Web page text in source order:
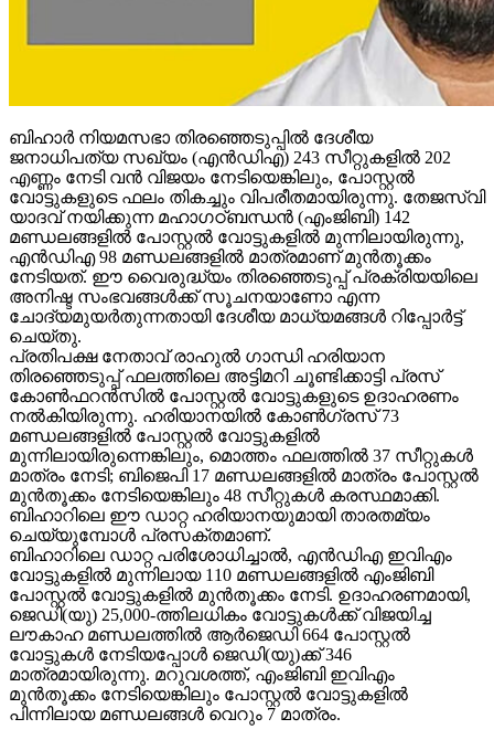
ബിഹാര്‍ നിയമസഭാ തിരഞ്ഞെടുപ്പില്‍ ദേശീയ
ജനാധിപത്യ സഖ്യം (എന്‍ഡിഎ) 243 സീറ്റുകളില്‍ 202
എണ്ണം നേടി വന്‍ വിജയം നേടിയെങ്കിലും, പോസ്റ്റല്‍
വോട്ടുകളുടെ ഫലം തികച്ചും വിപരീതമായിരുന്നു. തേജസ്വി
യാദവ് നയിക്കുന്ന മഹാഗഠ്ബന്ധന്‍ (എംജിബി) 142
മണ്ഡലങ്ങളില്‍ പോസ്റ്റല്‍ വോട്ടുകളില്‍ മുന്നിലായിരുന്നു,
എന്‍ഡിഎ 98 മണ്ഡലങ്ങളില്‍ മാത്രമാണ് മുന്‍തൂക്കം
നേടിയത്. ഈ വൈരുദ്ധ്യം തിരഞ്ഞെടുപ്പ് പ്രക്രിയയിലെ
അനിഷ്ട സംഭവങ്ങള്‍ക്ക് സൂചനയാണോ എന്ന
ചോദ്യമുയര്‍തുന്നതായി ദേശീയ മാധ്യമങ്ങള്‍ റിപ്പോര്‍ട്ട്
ചെയ്തു.
പ്രതിപക്ഷ നേതാവ് രാഹുല്‍ ഗാന്ധി ഹരിയാന
തിരഞ്ഞെടുപ്പ് ഫലത്തിലെ അട്ടിമറി ചൂണ്ടിക്കാട്ടി പ്രസ്
കോണ്‍ഫറന്‍സില്‍ പോസ്റ്റല്‍ വോട്ടുകളുടെ ഉദാഹരണം
നല്‍കിയിരുന്നു. ഹരിയാനയില്‍ കോണ്‍ഗ്രസ് 73
മണ്ഡലങ്ങളില്‍ പോസ്റ്റല്‍ വോട്ടുകളില്‍
മുന്നിലായിരുന്നെങ്കിലും, മൊത്തം ഫലത്തില്‍ 37 സീറ്റുകള്‍
മാത്രം നേടി; ബിജെപി 17 മണ്ഡലങ്ങളില്‍ മാത്രം പോസ്റ്റല്‍
മുന്‍തൂക്കം നേടിയെങ്കിലും 48 സീറ്റുകള്‍ കരസ്ഥമാക്കി.
ബിഹാറിലെ ഈ ഡാറ്റ ഹരിയാനയുമായി താരതമ്യം
ചെയ്യുമ്പോള്‍ പ്രസക്തമാണ്.
ബിഹാറിലെ ഡാറ്റ പരിശോധിച്ചാല്‍, എന്‍ഡിഎ ഇവിഎം
വോട്ടുകളില്‍ മുന്നിലായ 110 മണ്ഡലങ്ങളില്‍ എംജിബി
പോസ്റ്റല്‍ വോട്ടുകളില്‍ മുന്‍തൂക്കം നേടി. ഉദാഹരണമായി,
ജെഡി(യു) 25,000-ത്തിലധികം വോട്ടുകള്‍ക്ക് വിജയിച്ച
ലൗകാഹ മണ്ഡലത്തില്‍ ആര്‍ജെഡി 664 പോസ്റ്റല്‍
വോട്ടുകള്‍ നേടിയപ്പോള്‍ ജെഡി(യു)ക്ക് 346
മാത്രമായിരുന്നു. മറുവശത്ത്, എംജിബി ഇവിഎം
മുന്‍തൂക്കം നേടിയെങ്കിലും പോസ്റ്റല്‍ വോട്ടുകളില്‍
പിന്നിലായ മണ്ഡലങ്ങള്‍ വെറും 7 മാത്രം.